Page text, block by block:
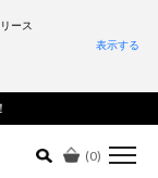
(0)
詳細検索はこちら
ース
表示する